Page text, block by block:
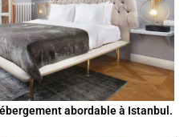
abordable à Istanbul.